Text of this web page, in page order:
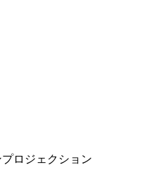
ロジェクション